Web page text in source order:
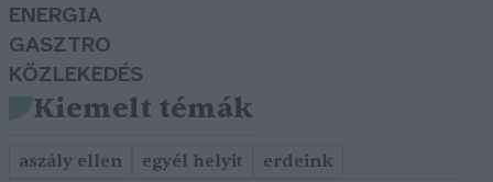
ENERGIA
GASZTRO
KÖZLEKEDÉS
Kiemelt témák
aszály ellen egyél helyit erdeink